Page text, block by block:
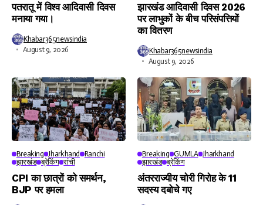
पतरातू में विश्व आदिवासी दिवस
मनाया गया।
Khabar365newsindia
August 9, 2026
झारखंड आदिवासी दिवस 2026
पर लाभुकों के बीच परिसंपत्तियों
का वितरण
Khabar365newsindia
August 9, 2026
Breaking Jharkhand
Ranchi
झारखंड ब्रेकिंग रांची
CPI का छात्रों को समर्थन,
BJP पर हमला
Breaking GUMLA Jharkhand
झारखंड ब्रेकिंग
अंतरराज्यीय चोरी गिरोह के 11
सदस्य दबोचे गए